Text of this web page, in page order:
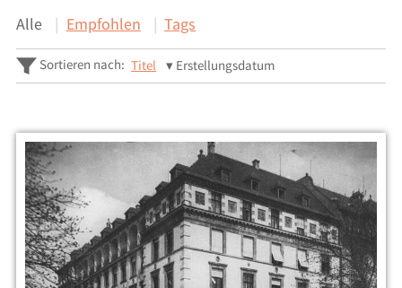
Alle Empfohlen Tags
Sortieren nach: Titel Erstellungsdatum